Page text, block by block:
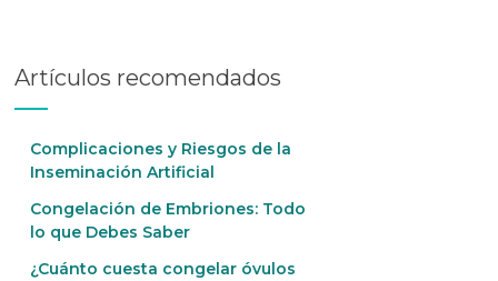
Artículos recomendados
Complicaciones y Riesgos de la
Inseminación Artificial
Congelación de Embriones: Todo
lo que Debes Saber
¿Cuánto cuesta congelar óvulos